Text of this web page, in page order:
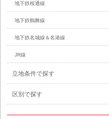
地下鉄桜通線
地下鉄鶴舞線
地下鉄名城線＆名港線
JR線
立地条件で探す
区別で探す